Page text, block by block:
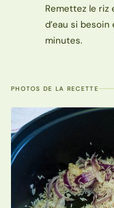
Remettez le riz
d’eau si
minutes.
PHOTOS DE LA RECETTE